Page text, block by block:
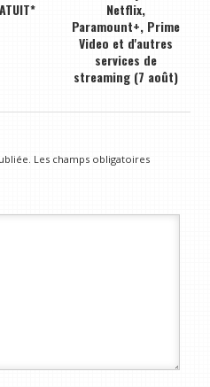
Netflix,
Paramount+, Prime
Video et d'autres
services de
streaming (7 août)
Les champs obligatoires